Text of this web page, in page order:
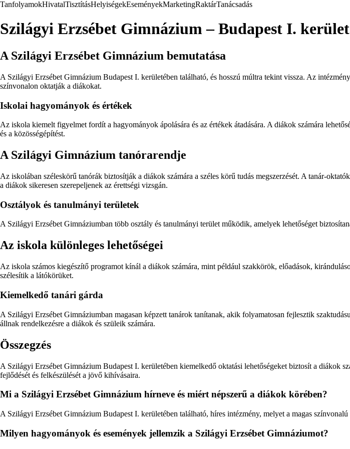
TanfolyamokHivatalTisztításHelyiségekEseményekMarketingRaktárTanácsadás
Szilágyi Erzsébet Gimnázium – Budapest I. kerület
A Szilágyi Erzsébet Gimnázium bemutatása
A Szilágyi Erzsébet Gimnázium Budapest I. kerületében található, és hosszú múltra tekint vissza. Az
színvonalon oktatják a diákokat.
Iskolai hagyományok és értékek
Az iskola kiemelt figyelmet fordít a hagyományok ápolására és az értékek átadására. A diákok számára
és a közösségépítést.
A Szilágyi Gimnázium tanórarendje
Az iskolában széleskörű tanórák biztosítják a diákok számára a széles körű tudás megszerzését. A tanár-
a diákok sikeresen szerepeljenek az érettségi vizsgán.
Osztályok és tanulmányi területek
A Szilágyi Erzsébet Gimnáziumban több osztály és tanulmányi terület működik, amelyek lehetőséget
Az iskola különleges lehetőségei
Az iskola számos kiegészítő programot kínál a diákok számára, mint például szakkörök, előadások,
szélesítik a látókörüket.
Kiemelkedő tanári gárda
A Szilágyi Erzsébet Gimnáziumban magasan képzett tanárok tanítanak, akik folyamatosan fejlesztik
állnak rendelkezésre a diákok és szüleik számára.
Összegzés
A Szilágyi Erzsébet Gimnázium Budapest I. kerületében kiemelkedő oktatási lehetőségeket biztosít a diákok
fejlődését és felkészülését a jövő kihívásaira.
Mi a Szilágyi Erzsébet Gimnázium hírneve és miért népszerű a diákok körében?
A Szilágyi Erzsébet Gimnázium Budapest I. kerületében található, híres intézmény, melyet a magas
Milyen hagyományok és események jellemzik a Szilágyi Erzsébet Gimnáziumot?